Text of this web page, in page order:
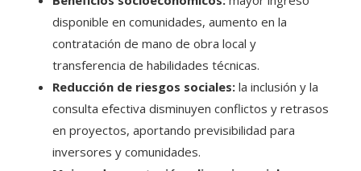
disponible en comunidades, aumento en la
contratación de mano de obra local y
transferencia de habilidades técnicas.
Reducción de riesgos sociales: la inclusión y la
consulta efectiva disminuyen conflictos y retrasos
en proyectos, aportando previsibilidad para
inversores y comunidades.